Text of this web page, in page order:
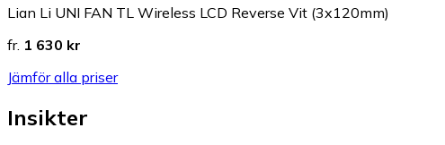
Lian Li UNI FAN TL Wireless LCD Reverse Vit (3x120mm)
fr. 1 630 kr
Jämför alla priser
Insikter